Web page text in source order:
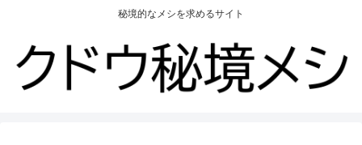
秘境的なメシを求めるサイト